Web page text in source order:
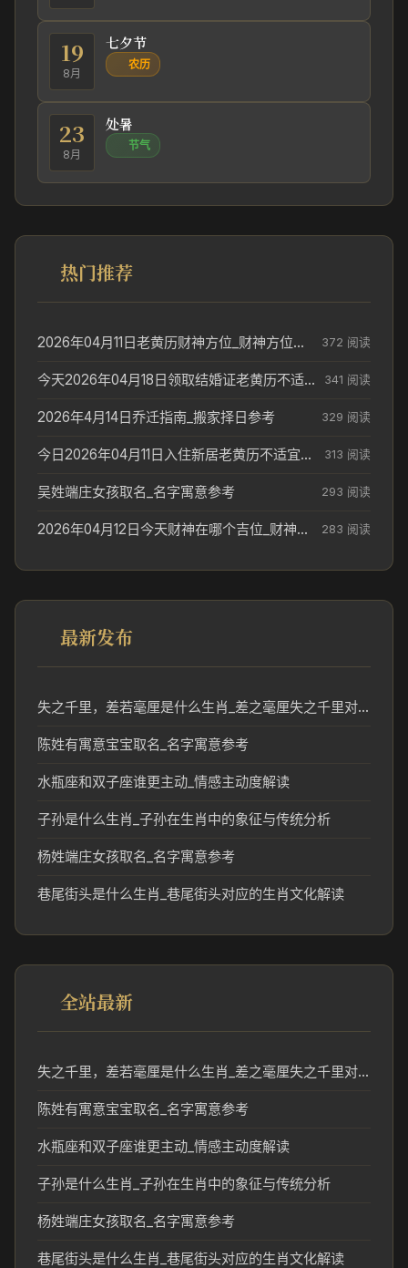
19
8月
七夕节
农历
23
8月
处暑
节气
热门推荐
2026年04月11日老黄历财神方位_财神方位与供奉讲究 372 阅读
今天2026年04月18日领取结婚证老黄历不适合吗_领证日期参考 341 阅读
2026年4月14日乔迁指南_搬家择日参考 329 阅读
今日2026年04月11日入住新居老黄历不适宜吗_搬家择日参考 313 阅读
吴姓端庄女孩取名_名字寓意参考 293 阅读
2026年04月12日今天财神在哪个吉位_财神方位参考 283 阅读
最新发布
失之千里，差若毫厘是什么生肖_差之毫厘失之千里对应生肖分析
陈姓有寓意宝宝取名_名字寓意参考
水瓶座和双子座谁更主动_情感主动度解读
子孙是什么生肖_子孙在生肖中的象征与传统分析
杨姓端庄女孩取名_名字寓意参考
巷尾街头是什么生肖_巷尾街头对应的生肖文化解读
全站最新
失之千里，差若毫厘是什么生肖_差之毫厘失之千里对应生肖分析
陈姓有寓意宝宝取名_名字寓意参考
水瓶座和双子座谁更主动_情感主动度解读
子孙是什么生肖_子孙在生肖中的象征与传统分析
杨姓端庄女孩取名_名字寓意参考
巷尾街头是什么生肖_巷尾街头对应的生肖文化解读